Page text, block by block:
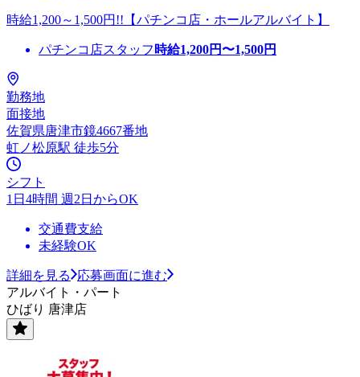
時給1,200～1,500円!!【パチンコ店・ホールアルバイト】
パチンコ店スタッフ 時給1,200円〜1,500円
勤務地
面接地
佐賀県唐津市鏡4667番地
虹ノ松原駅 徒歩5分
シフト
1日4時間 週2日からOK
交通費支給
未経験OK
詳細を見る
応募画面に進む
アルバイト・パート
ひばり 唐津店